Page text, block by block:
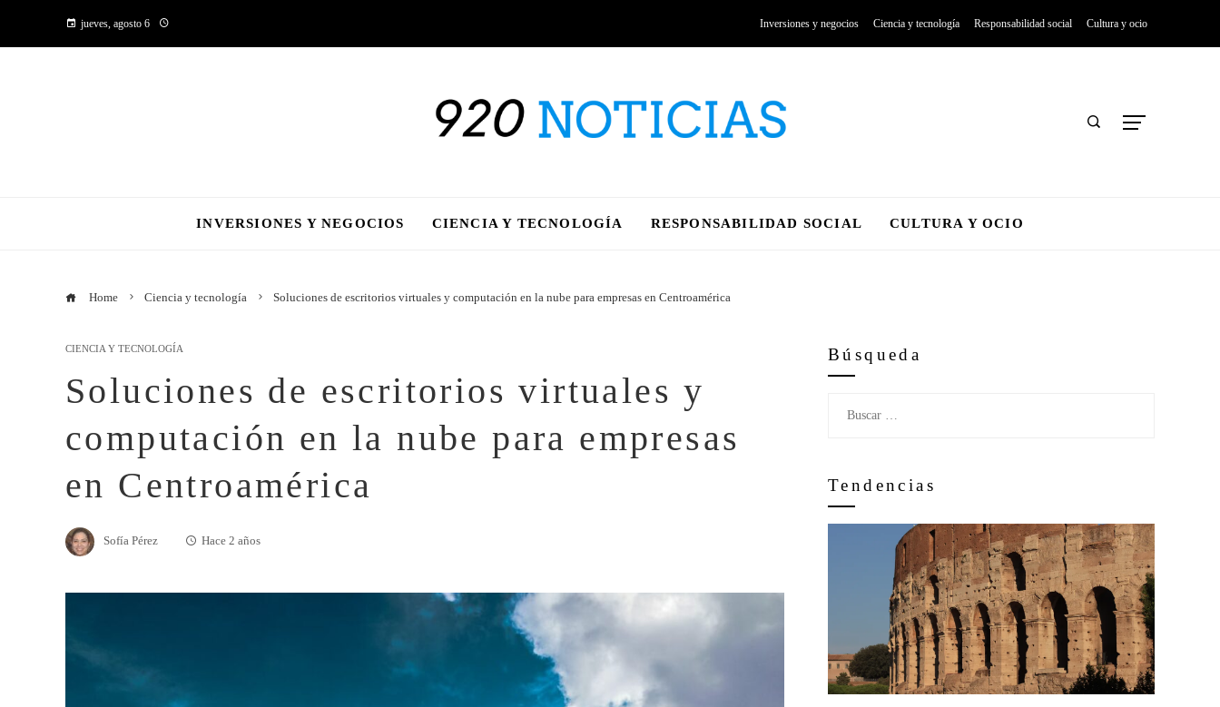
jueves, agosto 6 Inversiones y negocios Ciencia y tecnología Responsabilidad social Cultura y ocio
INVERSIONES Y NEGOCIOS CIENCIA Y TECNOLOGÍA RESPONSABILIDAD SOCIAL CULTURA Y OCIO
Home Ciencia y tecnología Soluciones de escritorios virtuales y computación en la nube para empresas en Centroamérica
CIENCIA Y TECNOLOGÍA
Soluciones de escritorios virtuales y
computación en la nube para empresas
en Centroamérica
Sofía Pérez Hace 2 años
Búsqueda
Tendencias